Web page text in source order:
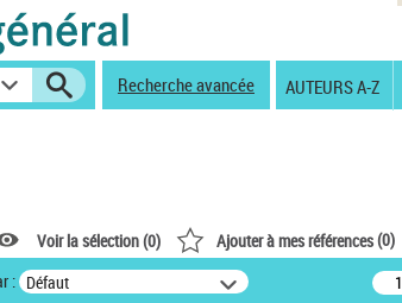
Recherche avancée AUTEURS A-Z
Voir la sélection (0) Ajouter à mes références(0)
: Défaut